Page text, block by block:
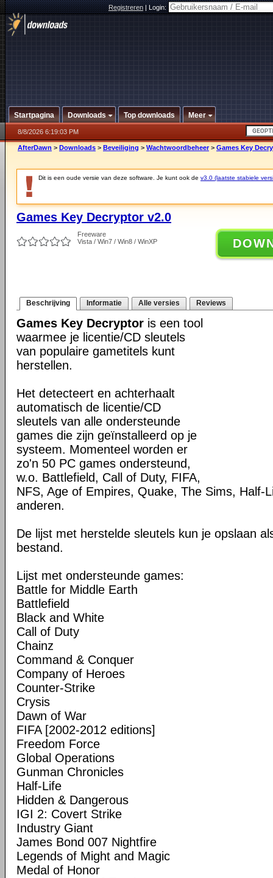
Registreren|Login:
Startpagina Downloads Top downloads Meer
8/8/2026 6:19:03 PM
AfterDawn > Downloads > Beveiliging > Wachtwoordbeheer > Games Key
Dit is een oude versie van deze software. Je kunt ook de v3.0 (laatste stabiele
Games Key Decryptor v2.0
Freeware
Vista / Win7 / Win8 / WinXP
Beschrijving Informatie Alle versies Reviews
Games Key Decryptor is een tool
waarmee je licentie/CD sleutels
van populaire gametitels kunt
herstellen.
Het detecteert en achterhaalt
automatisch de licentie/CD
sleutels van alle ondersteunde
games die zijn geïnstalleerd op je
systeem. Momenteel worden er
zo'n 50 PC games ondersteund,
w.o. Battlefield, Call of Duty, FIFA,
NFS, Age of Empires, Quake, The Sims, Half-
anderen.
De lijst met herstelde sleutels kun je opslaan
bestand.
Lijst met ondersteunde games:
Battle for Middle Earth
Battlefield
Black and White
Call of Duty
Chainz
Command & Conquer
Company of Heroes
Counter-Strike
Crysis
Dawn of War
FIFA [2002-2012 editions]
Freedom Force
Global Operations
Gunman Chronicles
Half-Life
Hidden & Dangerous
IGI 2: Covert Strike
Industry Giant
James Bond 007 Nightfire
Legends of Might and Magic
Medal of Honor